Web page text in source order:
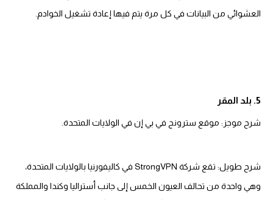
العشوائي من البيانات في كل مرة يتم فيها إعادة تشغيل الخوادم.
5. بلد المقر
شرح موجز: موقع سترونج في بي إن في الولايات المتحدة.
شرح طويل: تقع شركة StrongVPN في كاليفورنيا بالولايات المتحدة،
وهي واحدة من تحالف العيون الخمس إلى جانب أستراليا وكندا والمملكة